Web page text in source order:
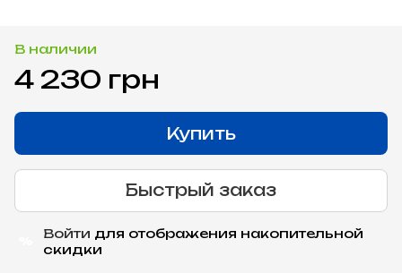
В наличии
4 230 грн
Купить
Быстрый заказ
Войти для отображения накопительной
скидки